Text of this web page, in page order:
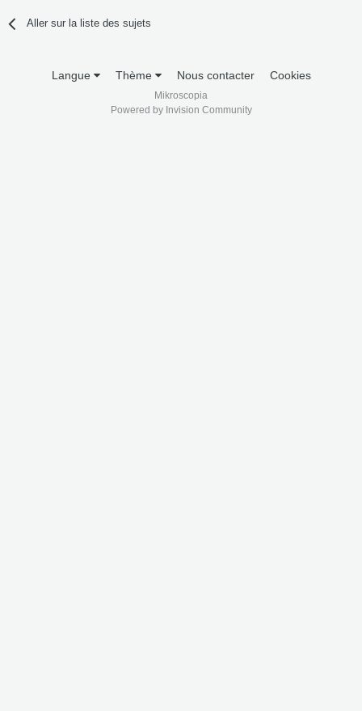
Aller sur la liste des sujets
Langue Thème Nous contacter Cookies
Mikroscopia
Powered by Invision Community